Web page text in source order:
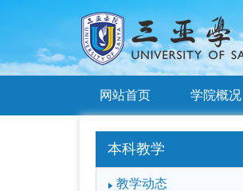
网站首页 学院概况
本科教学
教学动态